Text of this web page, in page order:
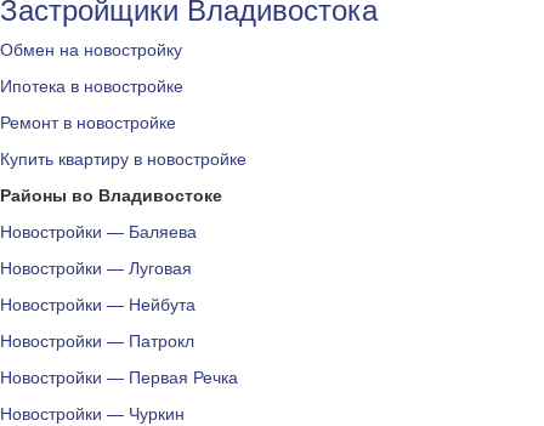
Обмен на новостройку
Ипотека в новостройке
Ремонт в новостройке
Купить квартиру в новостройке
Районы во Владивостоке
Новостройки — Баляева
Новостройки — Луговая
Новостройки — Нейбута
Новостройки — Патрокл
Новостройки — Первая Речка
Новостройки — Чуркин